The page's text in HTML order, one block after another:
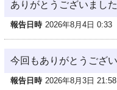
ありがとうございました
報告日時 2026年8月4日 0:33
今回もありがとうござい
報告日時 2026年8月3日 21:58